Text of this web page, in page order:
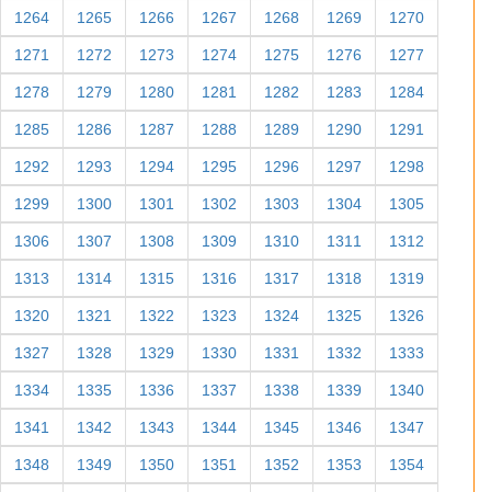
1264 1265 1266 1267 1268 1269 1270
1271 1272 1273 1274 1275 1276 1277
1278 1279 1280 1281 1282 1283 1284
1285 1286 1287 1288 1289 1290 1291
1292 1293 1294 1295 1296 1297 1298
1299 1300 1301 1302 1303 1304 1305
1306 1307 1308 1309 1310 1311 1312
1313 1314 1315 1316 1317 1318 1319
1320 1321 1322 1323 1324 1325 1326
1327 1328 1329 1330 1331 1332 1333
1334 1335 1336 1337 1338 1339 1340
1341 1342 1343 1344 1345 1346 1347
1348 1349 1350 1351 1352 1353 1354